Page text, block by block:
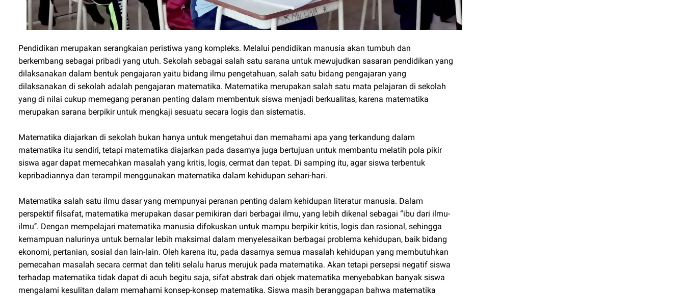
Pendidikan merupakan serangkaian peristiwa yang kompleks. Melalui pendidikan manusia akan tumbuh dan
berkembang sebagai pribadi yang utuh. Sekolah sebagai salah satu sarana untuk mewujudkan sasaran pendidikan yang
dilaksanakan dalam bentuk pengajaran yaitu bidang ilmu pengetahuan, salah satu bidang pengajaran yang
dilaksanakan di sekolah adalah pengajaran matematika. Matematika merupakan salah satu mata pelajaran di sekolah
yang di nilai cukup memegang peranan penting dalam membentuk siswa menjadi berkualitas, karena matematika
merupakan sarana berpikir untuk mengkaji sesuatu secara logis dan sistematis.
Matematika diajarkan di sekolah bukan hanya untuk mengetahui dan memahami apa yang terkandung dalam
matematika itu sendiri, tetapi matematika diajarkan pada dasarnya juga bertujuan untuk membantu melatih pola pikir
siswa agar dapat memecahkan masalah yang kritis, logis, cermat dan tepat. Di samping itu, agar siswa terbentuk
kepribadiannya dan terampil menggunakan matematika dalam kehidupan sehari-hari.
Matematika salah satu ilmu dasar yang mempunyai peranan penting dalam kehidupan literatur manusia. Dalam
perspektif filsafat, matematika merupakan dasar pemikiran dari berbagai ilmu, yang lebih dikenal sebagai “ibu dari ilmu-
ilmu’’. Dengan mempelajari matematika manusia difokuskan untuk mampu berpikir kritis, logis dan rasional, sehingga
kemampuan nalurinya untuk bernalar lebih maksimal dalam menyelesaikan berbagai problema kehidupan, baik bidang
ekonomi, pertanian, sosial dan lain-lain. Oleh karena itu, pada dasarnya semua masalah kehidupan yang membutuhkan
pemecahan masalah secara cermat dan teliti selalu harus merujuk pada matematika. Akan tetapi persepsi negatif siswa
terhadap matematika tidak dapat di acuh begitu saja, sifat abstrak dari objek matematika menyebabkan banyak siswa
mengalami kesulitan dalam memahami konsep-konsep matematika. Siswa masih beranggapan bahwa matematika